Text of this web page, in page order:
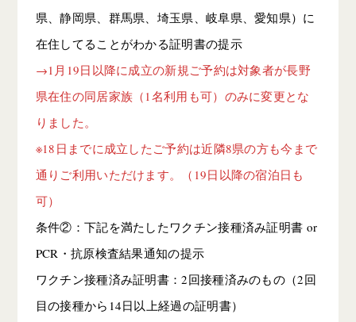
県、静岡県、群馬県、埼玉県、岐阜県、愛知県）に
在住してることがわかる証明書の提示
→1月19日以降に成立の新規ご予約は対象者が長野
県在住の同居家族（1名利用も可）のみに変更とな
りました。
※18日までに成立したご予約は近隣8県の方も今まで
通りご利用いただけます。（19日以降の宿泊日も
可）
条件②：下記を満たしたワクチン接種済み証明書 or
PCR・抗原検査結果通知の提示
ワクチン接種済み証明書：2回接種済みのもの（2回
目の接種から14日以上経過の証明書）